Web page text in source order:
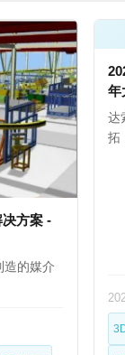
方案 -
造的媒介
年
达
拓